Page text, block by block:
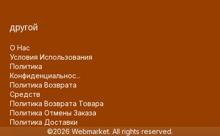
другой
О Нас
Условия Использования
Политика
Конфиденциальнос...
Политика Возврата
Средств
Политика Возврата Товара
Политика Отмены Заказа
Политика Доставки
©2026 Webmarket. All rights reserved.